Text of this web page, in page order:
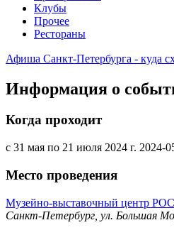
Клубы
Прочее
Рестораны
Афиша Санкт-Петербурга - куда
Информация о
Когда проходит
с 31 мая по 21 июля 2024 г. 2024-
Место проведения
Музейно-выставочный центр
Санкт-Петербург, ул. Большая